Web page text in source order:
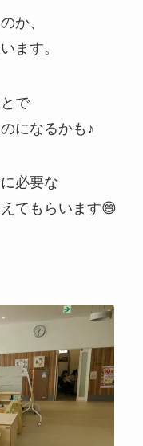
か、
ます。
で
になるかも♪
必要な
てもらいます😄